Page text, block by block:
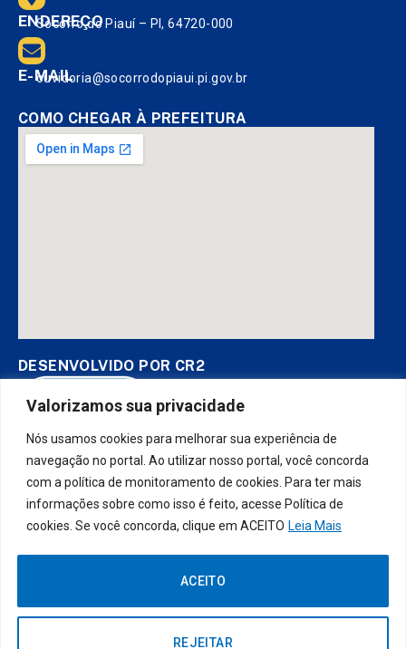
Valorizamos sua privacidade
Nós usamos cookies para melhorar sua experiência de
navegação no portal. Ao utilizar nosso portal, você concorda
com a política de monitoramento de cookies. Para ter mais
informações sobre como isso é feito, acesse Política de
cookies. Se você concorda, clique em ACEITO Leia Mais
REJEITAR
ACEITO
ENDEREÇO
Socorro do Piauí – PI, 64720-000
E-MAIL
ouvidoria@socorrodopiaui.pi.gov.br
COMO CHEGAR À PREFEITURA
DESENVOLVIDO POR CR2
Muito mais quecriar siteousistema para prefeituras! Realizamos
umaassessoria completa, onde garantimos em contrato que
todas as exigências das leis de transparência pública serão
atendidas.
Conheça oPNTPe oRadar da Transparência Pública
Todos os direitos reservados aPrefeitura Municipal da Socorro do
Piauí.